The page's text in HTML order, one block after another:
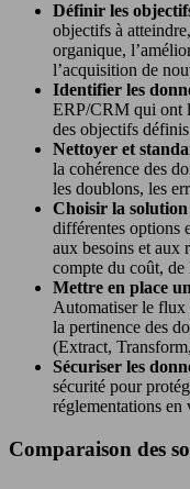
Définir les
objectifs à
organique,
l’acquisition de
Identifier les
ERP/CRM qui ont
des objectifs
Nettoyer et
la cohérence des
les doublons, les
Choisir la
différentes options
aux besoins et aux
compte du coût,
Mettre en place
Automatiser le flux
la pertinence des
(Extract,
Sécuriser les
sécurité pour
réglementations
Comparaison des